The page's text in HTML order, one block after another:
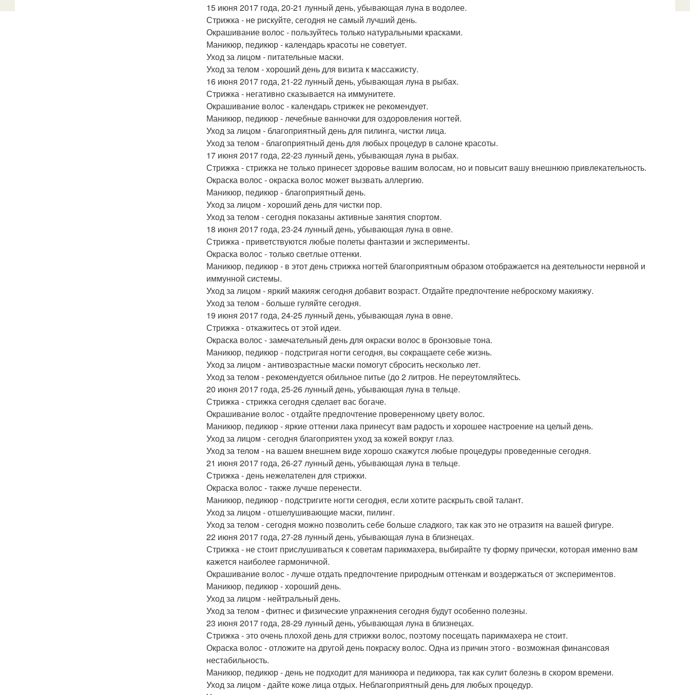
15 июня 2017 года, 20-21 лунный день, убывающая луна в водолее.
Стрижка - не рискуйте, сегодня не самый лучший день.
Окрашивание волос - пользуйтесь только натуральными красками.
Маникюр, педикюр - календарь красоты не советует.
Уход за лицом - питательные маски.
Уход за телом - хороший день для визита к массажисту.
16 июня 2017 года, 21-22 лунный день, убывающая луна в рыбах.
Стрижка - негативно сказывается на иммунитете.
Окрашивание волос - календарь стрижек не рекомендует.
Маникюр, педикюр - лечебные ванночки для оздоровления ногтей.
Уход за лицом - благоприятный день для пилинга, чистки лица.
Уход за телом - благоприятный день для любых процедур в салоне красоты.
17 июня 2017 года, 22-23 лунный день, убывающая луна в рыбах.
Стрижка - стрижка не только принесет здоровье вашим волосам, но и повысит вашу внешнюю привлекательность.
Окраска волос - окраска волос может вызвать аллергию.
Маникюр, педикюр - благоприятный день.
Уход за лицом - хороший день для чистки пор.
Уход за телом - сегодня показаны активные занятия спортом.
18 июня 2017 года, 23-24 лунный день, убывающая луна в овне.
Стрижка - приветствуются любые полеты фантазии и эксперименты.
Окраска волос - только светлые оттенки.
Маникюр, педикюр - в этот день стрижка ногтей благоприятным образом отображается на деятельности нервной и
иммунной системы.
Уход за лицом - яркий макияж сегодня добавит возраст. Отдайте предпочтение неброскому макияжу.
Уход за телом - больше гуляйте сегодня.
19 июня 2017 года, 24-25 лунный день, убывающая луна в овне.
Стрижка - откажитесь от этой идеи.
Окраска волос - замечательный день для окраски волос в бронзовые тона.
Маникюр, педикюр - подстригая ногти сегодня, вы сокращаете себе жизнь.
Уход за лицом - антивозрастные маски помогут сбросить несколько лет.
Уход за телом - рекомендуется обильное питье (до 2 литров. Не переутомляйтесь.
20 июня 2017 года, 25-26 лунный день, убывающая луна в тельце.
Стрижка - стрижка сегодня сделает вас богаче.
Окрашивание волос - отдайте предпочтение проверенному цвету волос.
Маникюр, педикюр - яркие оттенки лака принесут вам радость и хорошее настроение на целый день.
Уход за лицом - сегодня благоприятен уход за кожей вокруг глаз.
Уход за телом - на вашем внешнем виде хорошо скажутся любые процедуры проведенные сегодня.
21 июня 2017 года, 26-27 лунный день, убывающая луна в тельце.
Стрижка - день нежелателен для стрижки.
Окраска волос - также лучше перенести.
Маникюр, педикюр - подстригите ногти сегодня, если хотите раскрыть свой талант.
Уход за лицом - отшелушивающие маски, пилинг.
Уход за телом - сегодня можно позволить себе больше сладкого, так как это не отразитя на вашей фигуре.
22 июня 2017 года, 27-28 лунный день, убывающая луна в близнецах.
Стрижка - не стоит прислушиваться к советам парикмахера, выбирайте ту форму прически, которая именно вам
кажется наиболее гармоничной.
Окрашивание волос - лучше отдать предпочтение природным оттенкам и воздержаться от экспериментов.
Маникюр, педикюр - хороший день.
Уход за лицом - нейтральный день.
Уход за телом - фитнес и физические упражнения сегодня будут особенно полезны.
23 июня 2017 года, 28-29 лунный день, убывающая луна в близнецах.
Стрижка - это очень плохой день для стрижки волос, поэтому посещать парикмахера не стоит.
Окраска волос - отложите на другой день покраску волос. Одна из причин этого - возможная финансовая
нестабильность.
Маникюр, педикюр - день не подходит для маникюра и педикюра, так как сулит болезнь в скором времени.
Уход за лицом - дайте коже лица отдых. Неблагоприятный день для любых процедур.